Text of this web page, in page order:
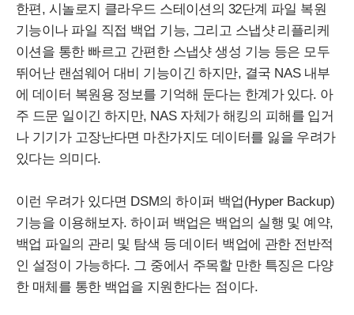
한편, 시놀로지 클라우드 스테이션의 32단계 파일 복원
기능이나 파일 직접 백업 기능, 그리고 스냅샷 리플리케
이션을 통한 빠르고 간편한 스냅샷 생성 기능 등은 모두
뛰어난 랜섬웨어 대비 기능이긴 하지만, 결국 NAS내부
에 데이터 복원용 정보를 기억해 둔다는 한계가 있다. 아
주 드문 일이긴 하지만, NAS자체가 해킹의 피해를 입거
나 기기가 고장난다면 마찬가지도 데이터를 잃을 우려가
있다는 의미다.
이런 우려가 있다면 DSM의 하이퍼 백업(Hyper Backup)
기능을 이용해보자. 하이퍼 백업은 백업의 실행 및 예약,
백업 파일의 관리 및 탐색 등 데이터 백업에 관한 전반적
인 설정이 가능하다. 그 중에서 주목할 만한 특징은 다양
한 매체를 통한 백업을 지원한다는 점이다.